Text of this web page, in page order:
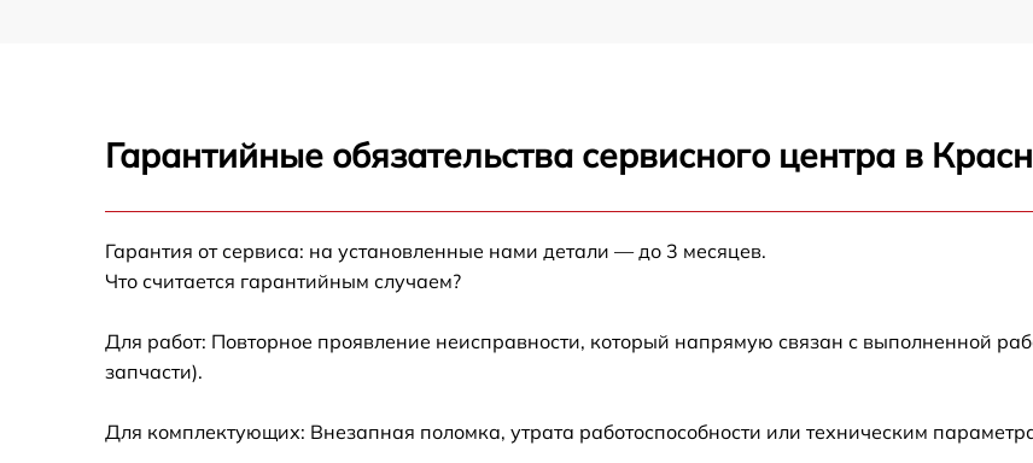
Гарантийные обязательства сервисного центра в
Гарантия от сервиса: на установленные нами детали — до 3 месяцев.
Что считается гарантийным случаем?
Для работ: Повторное проявление неисправности, который напрямую связан с выполненной
запчасти).
Для комплектующих: Внезапная поломка, утрата работоспособности или техническим